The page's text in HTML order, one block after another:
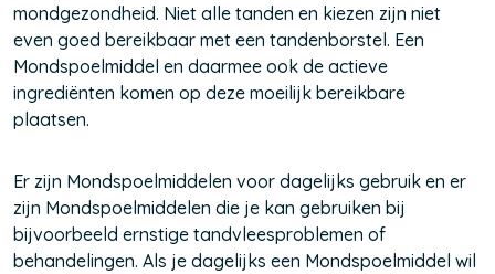
mondgezondheid. Niet alle tanden en kiezen zijn niet
even goed bereikbaar met een tandenborstel. Een
Mondspoelmiddel en daarmee ook de actieve
ingrediënten komen op deze moeilijk bereikbare
plaatsen.
Er zijn Mondspoelmiddelen voor dagelijks gebruik en er
zijn Mondspoelmiddelen die je kan gebruiken bij
bijvoorbeeld ernstige tandvleesproblemen of
behandelingen. Als je dagelijks een Mondspoelmiddel wil